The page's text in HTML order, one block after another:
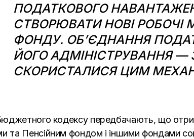
ПОДАТКОВОГО
СТВОРЮВАТИ НОВІ РОБОЧІ
ФОНДУ. ОБ’ЄДНАННЯ
ЙОГО АДМІНІСТРУВАННЯ —
СКОРИСТАЛИСЯ ЦИМ
кодексу передбачають, що
та Пенсійним фондом і іншими фондами